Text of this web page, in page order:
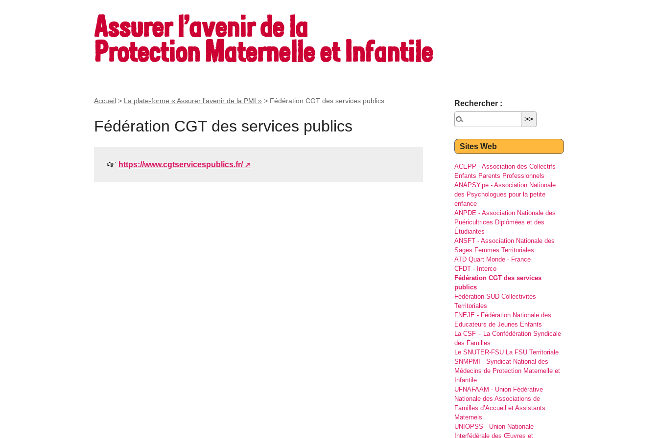
Assurer l’avenir de la
Protection Maternelle et Infantile
Accueil > La plate-forme « Assurer l’avenir de la PMI » > Fédération CGT des services publics
Fédération CGT des services publics
https://www.cgtservicespublics.fr/
Rechercher :
Sites Web
ACEPP - Association des Collectifs
Enfants Parents Professionnels
ANAPSY.pe - Association Nationale
des Psychologues pour la petite
enfance
ANPDE - Association Nationale des
Puéricultrices Diplômées et des
Étudiantes
ANSFT - Association Nationale des
Sages Femmes Territoriales
ATD Quart Monde - France
CFDT - Interco
Fédération CGT des services
publics
Fédération SUD Collectivités
Territoriales
FNEJE - Fédération Nationale des
Educateurs de Jeunes Enfants
La CSF – La Confédération Syndicale
des Familles
Le SNUTER-FSU La FSU Territoriale
SNMPMI - Syndicat National des
Médecins de Protection Maternelle et
Infantile
UFNAFAAM - Union Fédérative
Nationale des Associations de
Familles d’Accueil et Assistants
Maternels
UNIOPSS - Union Nationale
Interfédérale des Œuvres et